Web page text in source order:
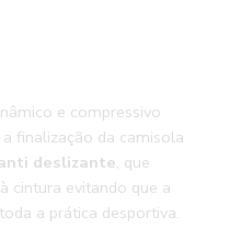
e compressivo
finalização da camisola
deslizante, que
cintura evitando que a
a prática desportiva.